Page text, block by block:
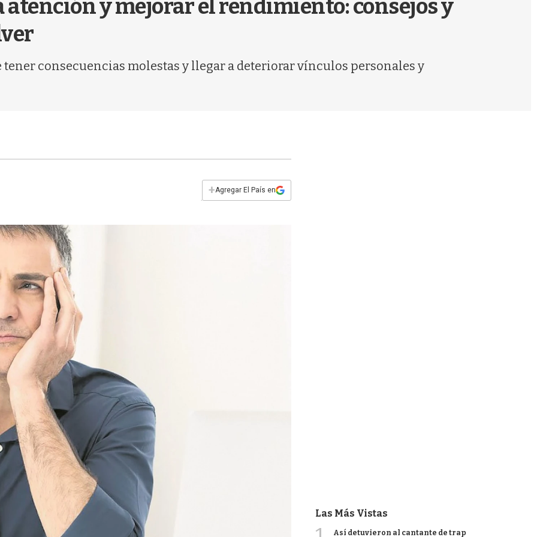
y mejorar el rendimiento: consejos y
tener consecuencias molestas y llegar a deteriorar vínculos personales y
+Agregar El País en
Las Más Vistas
Así detuvieron al cantante de trap